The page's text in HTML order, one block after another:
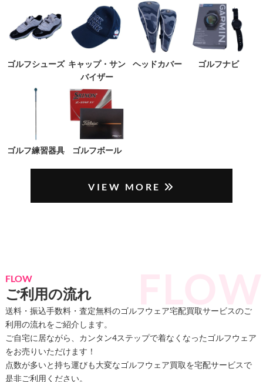
ゴルフシューズ キャップ・サン
バイザー
ヘッドカバー ゴルフナビ
ゴルフ練習器具 ゴルフボール
VIEW MORE
FLOW
ご利用の流れ
送料・振込手数料・査定無料のゴルフウェア宅配買取サービスのご
利用の流れをご紹介します。
ご自宅に居ながら、カンタン4ステップで着なくなったゴルフウェア
をお売りいただけます！
点数が多いと持ち運びも大変なゴルフウェア買取を宅配サービスで
是非ご利用ください。